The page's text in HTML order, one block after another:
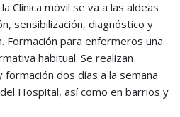
Clínica móvil se va a las aldeas
sensibilización, diagnóstico y
Formación para enfermeros una
habitual. Se realizan
formación dos días a la semana
Hospital, así como en barrios y